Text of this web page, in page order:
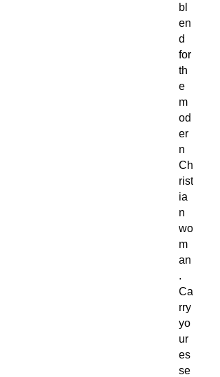
bl
en
d
for
th
e
m
od
er
n
Ch
rist
ia
n
wo
m
an
.
Ca
rry
yo
ur
es
se